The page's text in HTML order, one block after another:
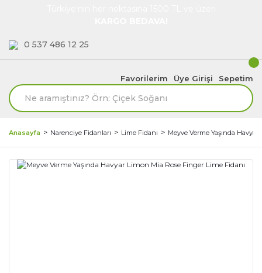
0 537 486 12 25
Favorilerim Üye Girişi Sepetim
Anasayfa Narenciye Fidanları Lime Fidanı Meyve Verme Yaşında